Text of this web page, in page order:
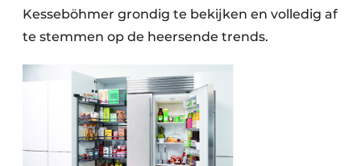
Kesseböhmer grondig te bekijken en volledig af
te stemmen op de heersende trends.